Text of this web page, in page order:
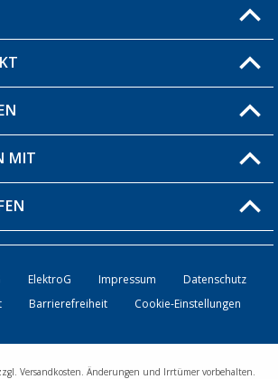
/ FAQ
MIT
ElektroG Impressum
Datenschutz
Barrierefreiheit Cookie-Einstellungen
Versandkosten. Änderungen und Irrtümer vorbehalten.